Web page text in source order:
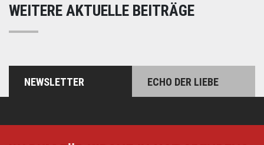
WEITERE AKTUELLE BEITRÄGE
NEWSLETTER ECHO DER LIEBE